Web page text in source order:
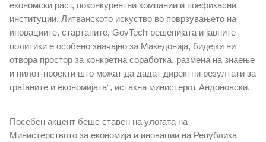
Соопштенија
Новости
Интервјуа
Слободен пристап до информации од јавен карактер
економски раст, поконкурентни компании и поефикасни
институции. Литванското искуство во поврзувањето на
иновациите, стартапите, GovTech-решенијата и јавните
политики е особено значајно за Македонија, бидејќи ни
отвора простор за конкретна соработка, размена на знаење
и пилот-проекти што можат да дадат директни резултати за
граѓаните и економијата“, истакна министерот Андоновски.
Посебен акцент беше ставен на улогата на
Министерството за економија и иновации на Република